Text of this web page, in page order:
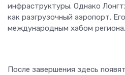
инфраструктуры. Однако
как разгрузочный аэропорт.
международным хабом региона.
После завершения здесь